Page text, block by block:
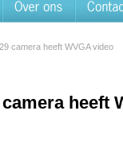
camera heeft WVGA video
heeft